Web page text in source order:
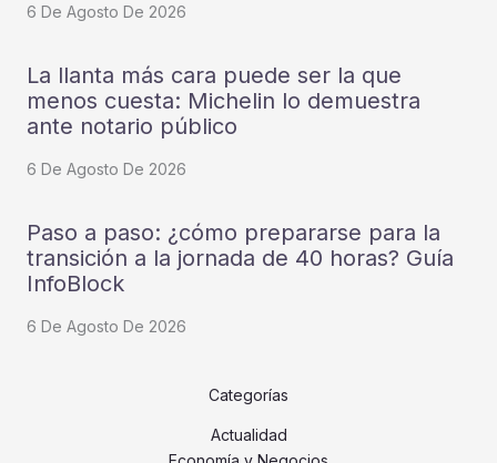
6 De Agosto De 2026
La llanta más cara puede ser la que
menos cuesta: Michelin lo demuestra
ante notario público
6 De Agosto De 2026
Paso a paso: ¿cómo prepararse para la
transición a la jornada de 40 horas? Guía
InfoBlock
6 De Agosto De 2026
Categorías
Actualidad